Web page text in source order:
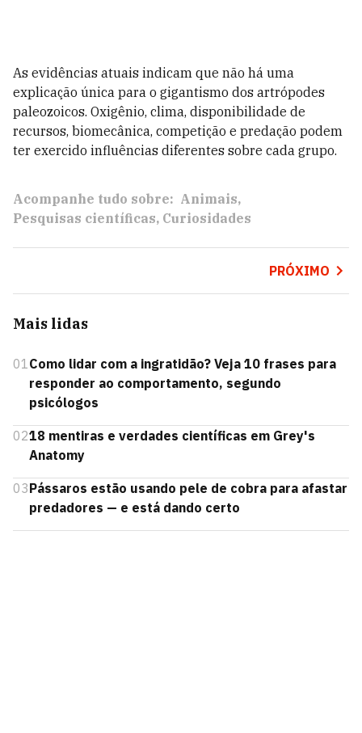
As evidências atuais indicam que não há uma
explicação única para o gigantismo dos artrópodes
paleozoicos. Oxigênio, clima, disponibilidade de
recursos, biomecânica, competição e predação podem
ter exercido influências diferentes sobre cada grupo.
Acompanhe tudo sobre: Animais
Pesquisas científicas Curiosidades
PRÓXIMO
Mais lidas
01Como lidar com a ingratidão? Veja 10 frases para
responder ao comportamento, segundo
psicólogos
0218 mentiras e verdades científicas em Grey's
Anatomy
03Pássaros estão usando pele de cobra para afastar
predadores — e está dando certo